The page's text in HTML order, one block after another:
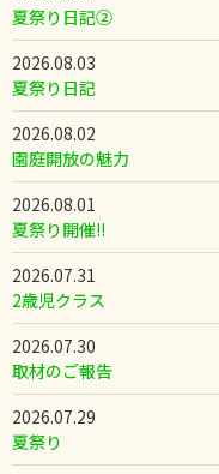
夏祭り日記②
2026.08.03
夏祭り日記
2026.08.02
園庭開放の魅力
2026.08.01
夏祭り開催!!
2026.07.31
2歳児クラス
2026.07.30
取材のご報告
2026.07.29
夏祭り